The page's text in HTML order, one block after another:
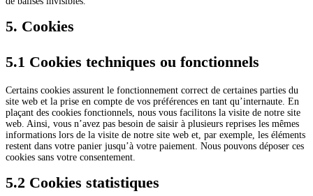
5. Cookies
5.1 Cookies techniques ou fonctionnels
Certains cookies assurent le fonctionnement correct de certaines parties du
site web et la prise en compte de vos préférences en tant qu’internaute. En
plaçant des cookies fonctionnels, nous vous facilitons la visite de notre site
web. Ainsi, vous n’avez pas besoin de saisir à plusieurs reprises les mêmes
informations lors de la visite de notre site web et, par exemple, les éléments
restent dans votre panier jusqu’à votre paiement. Nous pouvons déposer ces
cookies sans votre consentement.
5.2 Cookies statistiques